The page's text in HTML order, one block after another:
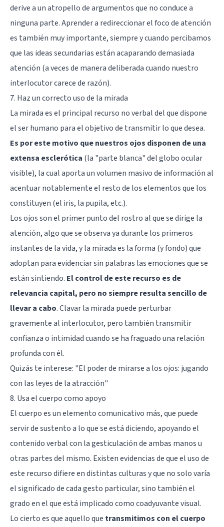
derive a un atropello de argumentos que no conduce a
ninguna parte. Aprender a redireccionar el foco de atención
es también muy importante, siempre y cuando percibamos
que las ideas secundarias están acaparando demasiada
atención (a veces de manera deliberada cuando nuestro
interlocutor carece de razón).
7. Haz un correcto uso de la mirada
La mirada es el principal recurso no verbal del que dispone
el ser humano para el objetivo de transmitir lo que desea.
Es por este motivo que nuestros ojos disponen de una
extensa esclerótica (la "parte blanca" del globo ocular
visible), la cual aporta un volumen masivo de información al
acentuar notablemente el resto de los elementos que los
constituyen (el iris, la pupila, etc.).
Los ojos son el primer punto del rostro al que se dirige la
atención, algo que se observa ya durante los primeros
instantes de la vida, y la mirada es la forma (y fondo) que
adoptan para evidenciar sin palabras las emociones que se
están sintiendo. El control de este recurso es de
relevancia capital, pero no siempre resulta sencillo de
llevar a cabo. Clavar la mirada puede perturbar
gravemente al interlocutor, pero también transmitir
confianza o intimidad cuando se ha fraguado una relación
profunda con él.
Quizás te interese: "El poder de mirarse a los ojos: jugando
con las leyes de la atracción"
8. Usa el cuerpo como apoyo
El cuerpo es un elemento comunicativo más, que puede
servir de sustento a lo que se está diciendo, apoyando el
contenido verbal con la gesticulación de ambas manos u
otras partes del mismo. Existen evidencias de que el uso de
este recurso difiere en distintas culturas y que no solo varía
el significado de cada gesto particular, sino también el
grado en el que está implicado como coadyuvante visual.
Lo cierto es que aquello que transmitimos con el cuerpo